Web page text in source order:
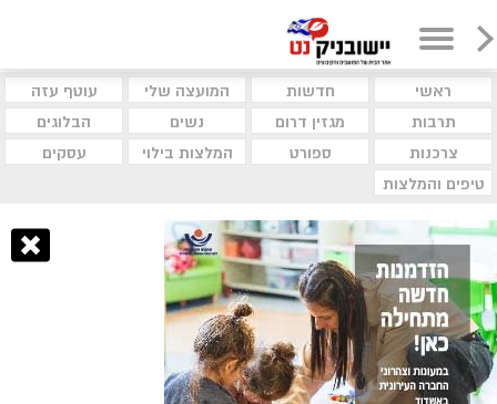
ראשי חדשות המועצה שלי
עוטף עזה
תרבות
מגזין דרום נשים
הבלוגים
צרכנות
ספורט המלצות בילוי
עסקים
טיפים והמלצות